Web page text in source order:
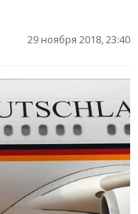
29 ноября 2018, 23:40